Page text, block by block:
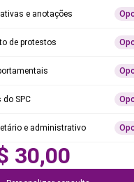
e anotações
de protestos
SPC
e administrativo
30,00